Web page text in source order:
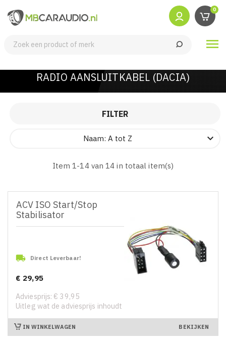
0

RADIO AANSLUITKABEL (DACIA)
FILTER
Naam: A tot Z 
Item 1-14 van 14 in totaal item(s)
ACV ISO Start/Stop
Stabilisator
 Direct Leverbaar!
Prijs
€ 29,95
Adviesprijs: € 39,95
Uitleg wat de adviesprijs inhoudt
IN WINKELWAGEN BEKIJKEN